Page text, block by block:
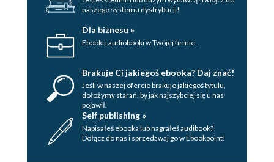
naszego systemu dystrybucji!
Dla biznesu »
Ebooki i audiobooki w Twojej firmie.
Brakuje Ci jakiegoś ebooka? Daj znać!
Jeśli w naszej ofercie brakuje jakiegoś tytulu,
dołożymy starań, by jak najszybciej się u nas
pojawił.
Self publishing »
Napisałeś ebooka lub nagrałeś audibook?
Dołącz do nas i sprzedawaj go w Ebookpoint!